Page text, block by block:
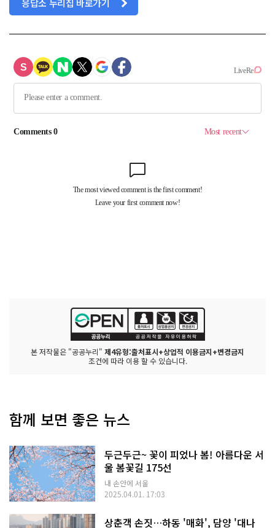
본 저작물은 "공공누리" 제4유형:출처표시+상업적 이용금지+변경금지
조건에 따라 이용 할 수 있습니다.
함께 보면 좋은 뉴스
두근두근~ 꽃이 피었나 봄! 아름다운 서
울 봄꽃길 175선
내 손안에 서울
2025.04.01. 17:03
상춘객 손짓…하동 '매화', 담양 '대나